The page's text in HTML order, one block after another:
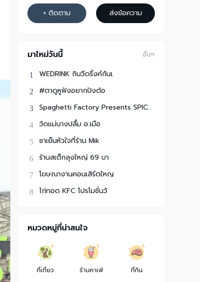
+ ติดตาม ส่งข้อความ
มาใหม่วันนี้ อื่นๆ
WEDRINK กินวีดริ้งค์กันเ
#ตาดูหูฟังอยากปังต้อ
Spaghetti Factory Presents SPICYDISH FRI
วัดแม่นางปลื้ม อ.เมือ
ชาเย็นหัวใจที่ร้าน Mik
ร้านสเต็กลุงใหญ่ 69 บา
โฆษณางานคอนเสิร์ตใหญ
ไก่ทอด KFC โปรโมชั่นวั
หมวดหมู่ที่น่าสนใจ
ที่เที่ยว ร้านคาเฟ่ ที่กิน